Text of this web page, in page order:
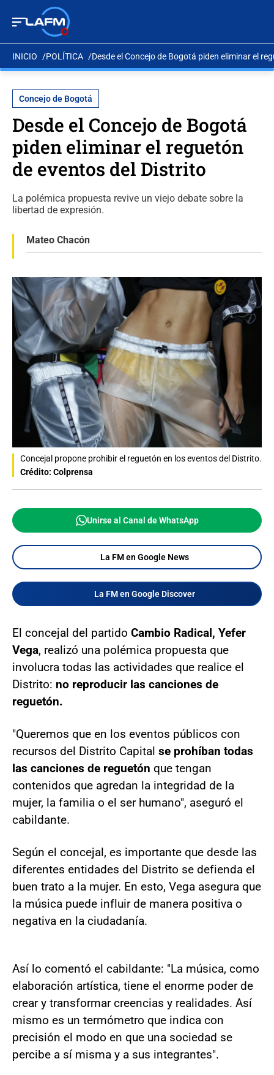
INICIO POLÍTICA Desde el Concejo de Bogotá piden eliminar el
Concejo de Bogotá
Desde el Concejo de Bogotá
piden eliminar el reguetón
de eventos del Distrito
La polémica propuesta revive un viejo debate sobre la
libertad de expresión.
Mateo Chacón
Concejal propone prohibir el reguetón en los eventos del Distrito.
Crédito: Colprensa
Unirse al Canal de WhatsApp
La FM en Google News
La FM en Google Discover
El concejal del partido Cambio Radical, Yefer
Vega, realizó una polémica propuesta que
involucra todas las actividades que realice el
Distrito: no reproducir las canciones de
reguetón.
"Queremos que en los eventos públicos con
recursos del Distrito Capital se prohíban todas
las canciones de reguetón que tengan
contenidos que agredan la integridad de la
mujer, la familia o el ser humano", aseguró el
cabildante.
Según el concejal, es importante que desde las
diferentes entidades del Distrito se defienda el
buen trato a la mujer. En esto, Vega asegura que
la música puede influir de manera positiva o
negativa en la ciudadanía.
Así lo comentó el cabildante: "La música, como
elaboración artística, tiene el enorme poder de
crear y transformar creencias y realidades. Así
mismo es un termómetro que indica con
precisión el modo en que una sociedad se
percibe a sí misma y a sus integrantes".